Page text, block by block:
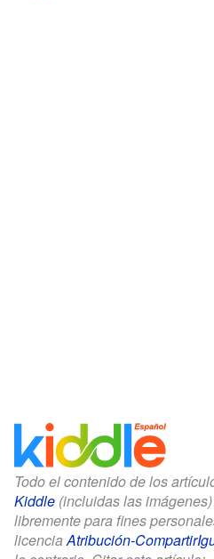
Todo el contenido de los
Kiddle (incluidas las
libremente para fines
licenciaAtribución-